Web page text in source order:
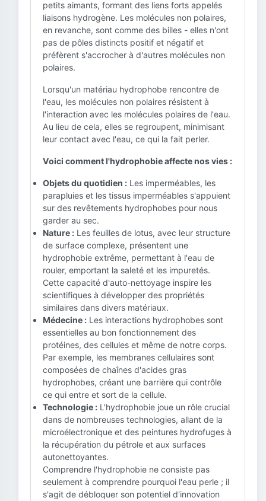
petits aimants, formant des liens forts appelés
liaisons hydrogène. Les molécules non polaires,
en revanche, sont comme des billes - elles n'ont
pas de pôles distincts positif et négatif et
préfèrent s'accrocher à d'autres molécules non
polaires.
Lorsqu'un matériau hydrophobe rencontre de
l'eau, les molécules non polaires résistent à
l'interaction avec les molécules polaires de l'eau.
Au lieu de cela, elles se regroupent, minimisant
leur contact avec l'eau, ce qui la fait perler.
Voici comment l'hydrophobie affecte nos vies :
Objets du quotidien : Les imperméables, les
parapluies et les tissus imperméables s'appuient
sur des revêtements hydrophobes pour nous
garder au sec.
Nature : Les feuilles de lotus, avec leur structure
de surface complexe, présentent une
hydrophobie extrême, permettant à l'eau de
rouler, emportant la saleté et les impuretés.
Cette capacité d'auto-nettoyage inspire les
scientifiques à développer des propriétés
similaires dans divers matériaux.
Médecine : Les interactions hydrophobes sont
essentielles au bon fonctionnement des
protéines, des cellules et même de notre corps.
Par exemple, les membranes cellulaires sont
composées de chaînes d'acides gras
hydrophobes, créant une barrière qui contrôle
ce qui entre et sort de la cellule.
Technologie : L'hydrophobie joue un rôle crucial
dans de nombreuses technologies, allant de la
microélectronique et des peintures hydrofuges à
la récupération du pétrole et aux surfaces
autonettoyantes.
Comprendre l'hydrophobie ne consiste pas
seulement à comprendre pourquoi l'eau perle ; il
s'agit de débloquer son potentiel d'innovation